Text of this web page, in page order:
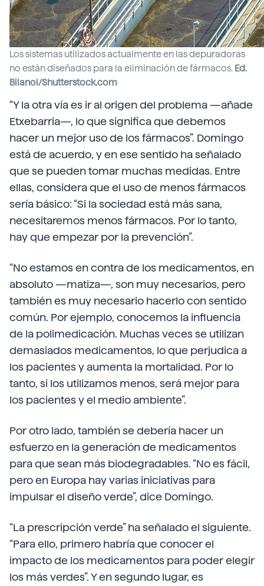
Los sistemas utilizados actualmente en las depuradoras
no están diseñados para la eliminación de fármacos. Ed.
Bilanol/Shutterstock.com
“Y la otra vía es ir al origen del problema —añade
Etxebarria—, lo que significa que debemos
hacer un mejor uso de los fármacos”. Domingo
está de acuerdo, y en ese sentido ha señalado
que se pueden tomar muchas medidas. Entre
ellas, considera que el uso de menos fármacos
sería básico: “Si la sociedad está más sana,
necesitaremos menos fármacos. Por lo tanto,
hay que empezar por la prevención”.
“No estamos en contra de los medicamentos, en
absoluto —matiza—, son muy necesarios, pero
también es muy necesario hacerlo con sentido
común. Por ejemplo, conocemos la influencia
de la polimedicación. Muchas veces se utilizan
demasiados medicamentos, lo que perjudica a
los pacientes y aumenta la mortalidad. Por lo
tanto, si los utilizamos menos, será mejor para
los pacientes y el medio ambiente”.
Por otro lado, también se debería hacer un
esfuerzo en la generación de medicamentos
para que sean más biodegradables. “No es fácil,
pero en Europa hay varias iniciativas para
impulsar el diseño verde”, dice Domingo.
“La prescripción verde” ha señalado el siguiente.
“Para ello, primero habría que conocer el
impacto de los medicamentos para poder elegir
los más verdes”. Y en segundo lugar, es